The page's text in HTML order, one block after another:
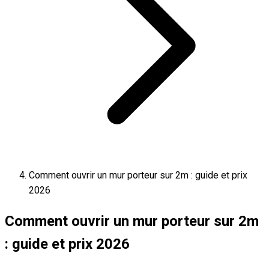
Comment ouvrir un mur porteur sur 2m : guide et prix
2026
Comment ouvrir un mur porteur sur 2m
: guide et prix 2026